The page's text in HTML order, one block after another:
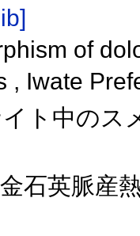
of
, Iwate
ト中の
石英脈産